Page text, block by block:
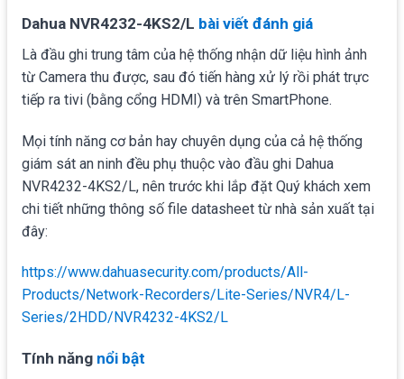
Dahua NVR4232-4KS2/L bài viết đánh giá
Là đầu ghi trung tâm của hệ thống nhận dữ liệu hình ảnh
từ Camera thu được, sau đó tiến hàng xử lý rồi phát trực
tiếp ra tivi (bằng cổng HDMI) và trên SmartPhone.
Mọi tính năng cơ bản hay chuyên dụng của cả hệ thống
giám sát an ninh đều phụ thuộc vào đầu ghi Dahua
NVR4232-4KS2/L, nên trước khi lắp đặt Quý khách xem
chi tiết những thông số file datasheet từ nhà sản xuất tại
đây:
https://www.dahuasecurity.com/products/All-
Products/Network-Recorders/Lite-Series/NVR4/L-
Series/2HDD/NVR4232-4KS2/L
Tính năng nổi bật